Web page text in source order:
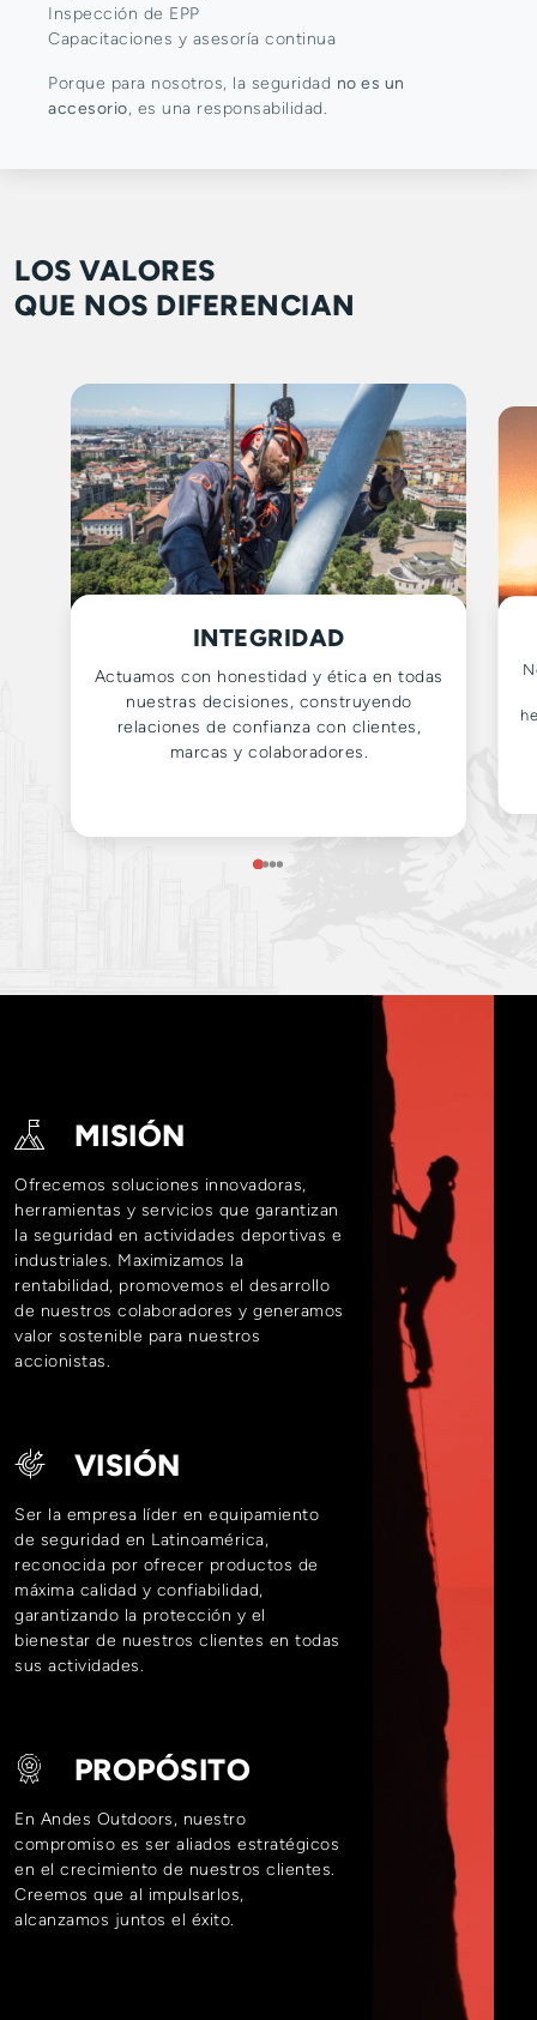
Inspección de EPP
Capacitaciones y asesoría continua
Porque para nosotros, la seguridad no es un
accesorio, es una responsabilidad.
LOS VALORES
QUE NOS DIFERENCIAN
INTEGRIDAD
Actuamos con honestidad y ética en todas
nuestras decisiones, construyendo
relaciones de confianza con clientes,
marcas y colaboradores.
MISIÓN
Ofrecemos soluciones innovadoras,
herramientas y servicios que garantizan
la seguridad en actividades deportivas e
industriales. Maximizamos la
rentabilidad, promovemos el desarrollo
de nuestros colaboradores y generamos
valor sostenible para nuestros
accionistas.
VISIÓN
Ser la empresa líder en equipamiento
de seguridad en Latinoamérica,
reconocida por ofrecer productos de
máxima calidad y confiabilidad,
garantizando la protección y el
bienestar de nuestros clientes en todas
sus actividades.
PROPÓSITO
En Andes Outdoors, nuestro
compromiso es ser aliados estratégicos
en el crecimiento de nuestros clientes.
Creemos que al impulsarlos,
alcanzamos juntos el éxito.